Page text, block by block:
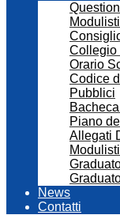
Collegio
Orario
Codice
Pubblici
Piano
Allegati
News
Contatti